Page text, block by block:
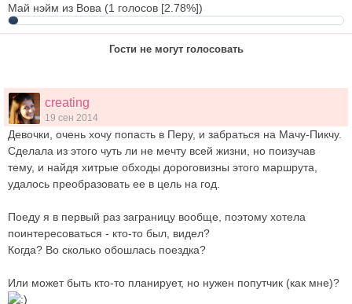
Май нэйм из Вова (1 голосов [2.78%])
Гости не могут голосовать
creating
19 сен 2014
Девочки, очень хочу попасть в Перу, и забраться на Мачу-Пикчу.
Сделала из этого чуть ли не мечту всей жизни, но поизучав
тему, и найдя хитрые обходы дороговизны этого маршрута,
удалось преобразовать ее в цель на год.
Поеду я в первый раз заграницу вообще, поэтому хотела
поинтересоваться - кто-то был, видел?
Когда? Во сколько обошлась поездка?
Или может быть кто-то планирует, но нужен попутчик (как мне)?